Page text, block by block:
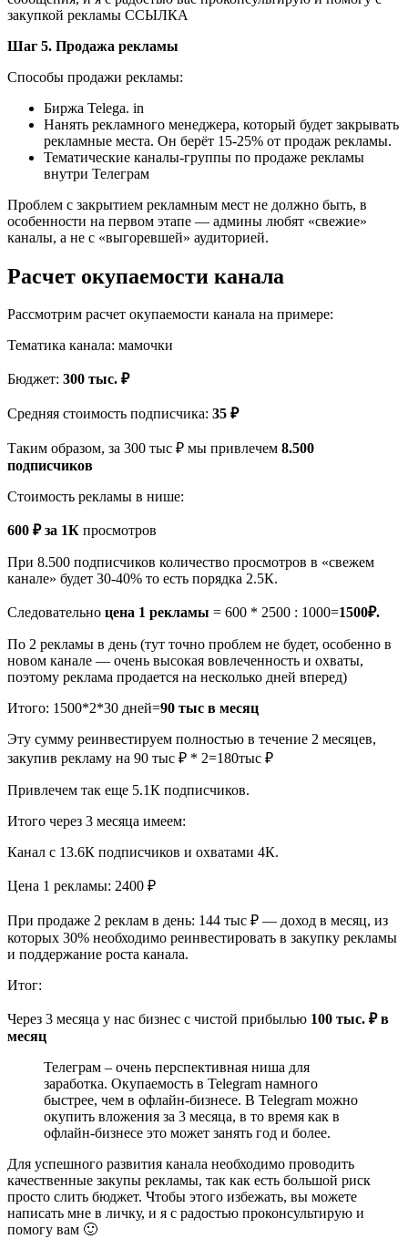
закупкой рекламы ССЫЛКА
Шаг 5. Продажа рекламы
Способы продажи рекламы:
Биржа Telega. in
Нанять рекламного менеджера, который будет закрывать
рекламные места. Он берёт 15-25% от продаж рекламы.
Тематические каналы-группы по продаже рекламы
внутри Телеграм
Проблем с закрытием рекламным мест не должно быть, в
особенности на первом этапе — админы любят «свежие»
каналы, а не с «выгоревшей» аудиторией.
Расчет окупаемости канала
Рассмотрим расчет окупаемости канала на примере:
Тематика канала: мамочки
Бюджет: 300 тыс. ₽
Средняя стоимость подписчика: 35 ₽
Таким образом, за 300 тыс ₽ мы привлечем 8.500
подписчиков
Стоимость рекламы в нише:
600 ₽ за 1К просмотров
При 8.500 подписчиков количество просмотров в «свежем
канале» будет 30-40% то есть порядка 2.5К.
Следовательно цена 1 рекламы = 600 * 2500 : 1000=1500₽.
По 2 рекламы в день (тут точно проблем не будет, особенно в
новом канале — очень высокая вовлеченность и охваты,
поэтому реклама продается на несколько дней вперед)
Итого: 1500*2*30 дней=90 тыс в месяц
Эту сумму реинвестируем полностью в течение 2 месяцев,
закупив рекламу на 90 тыс ₽ * 2=180тыс ₽
Привлечем так еще 5.1К подписчиков.
Итого через 3 месяца имеем:
Канал с 13.6К подписчиков и охватами 4К.
Цена 1 рекламы: 2400 ₽
При продаже 2 реклам в день: 144 тыс ₽ — доход в месяц, из
которых 30% необходимо реинвестировать в закупку рекламы
и поддержание роста канала.
Итог:
Через 3 месяца у нас бизнес с чистой прибылью 100 тыс. ₽ в
месяц
Телеграм – очень перспективная ниша для
заработка. Окупаемость в Telegram намного
быстрее, чем в офлайн-бизнесе. В Telegram можно
окупить вложения за 3 месяца, в то время как в
офлайн-бизнесе это может занять год и более.
Для успешного развития канала необходимо проводить
качественные закупы рекламы, так как есть большой риск
просто слить бюджет. Чтобы этого избежать, вы можете
написать мне в личку, и я с радостью проконсультирую и
помогу вам 🙂